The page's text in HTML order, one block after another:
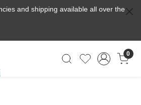
and shipping available all over the
0